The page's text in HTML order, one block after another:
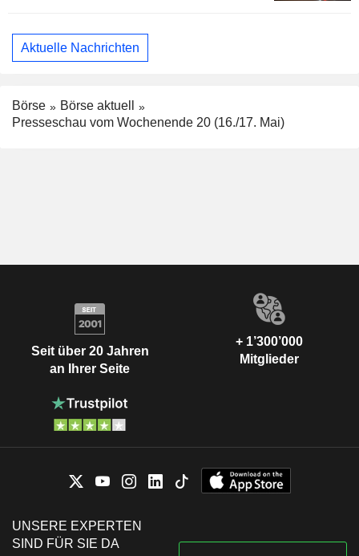
Aktuelle Nachrichten
Börse
Börse aktuell
Presseschau vom Wochenende 20 (16./17. Mai)
Seit über 20 Jahren
an Ihrer Seite
+ 1’300’000
Mitglieder
UNSERE EXPERTEN
SIND FÜR SIE DA